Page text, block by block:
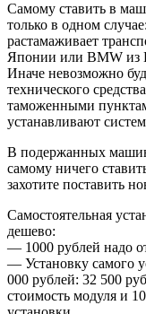
Самому ставить в
только в одном
растамаживает
Японии или BMW из
Иначе невозможно
технического
таможенными
устанавливают
В подержанных
самому ничего
захотите поставить
Самостоятельная
дешево:
— 1000 рублей надо
— Установку самого
000 рублей: 32 500
стоимость модуля и